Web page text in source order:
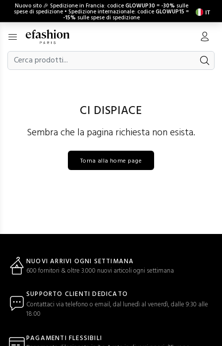
Nuovo sito 🎉 Spedizione in Francia: codiceGLOWUP30 = -30% sulle
spese di spedizione • Spedizione internazionale: codiceGLOWUP15 =
-15% sulle spese di spedizione IT
CI DISPIACE
Sembra che la pagina richiesta non esista.
Torna alla home page
NUOVI ARRIVI OGNI SETTIMANA
600 fornitori & oltre 3.000 nuovi articoli ogni settimana
SUPPORTO CLIENTI DEDICATO
Contattaci via telefono o email, dal lunedì al venerdì, dalle 9:30 alle
18:00
PAGAMENTI FLESSIBILI